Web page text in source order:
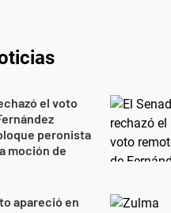
el voto
peronista
moción de
apareció en